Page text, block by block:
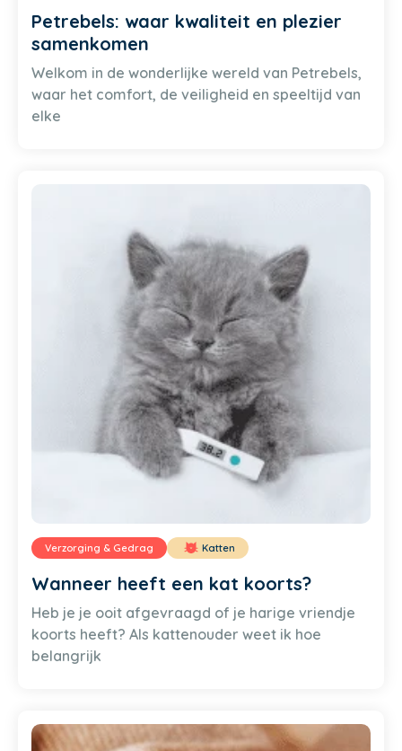
Petrebels: waar kwaliteit en plezier
samenkomen
Welkom in de wonderlijke wereld van Petrebels,
waar het comfort, de veiligheid en speeltijd van
elke
Verzorging & Gedrag Katten
Wanneer heeft een kat koorts?
Heb je je ooit afgevraagd of je harige vriendje
koorts heeft? Als kattenouder weet ik hoe
belangrijk